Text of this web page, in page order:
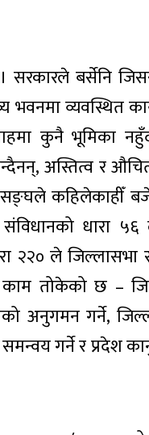
सरकारले बर्सेनि
भवनमा व्यवस्थित
कुनै भूमिका
अस्तित्व र
कहिलेकाहीँ
धारा ५६
२२० ले
तोकेको छ –
अनुगमन गर्ने,
गर्ने र प्रदेश